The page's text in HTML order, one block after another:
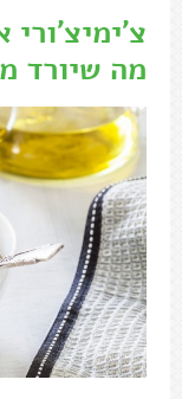
מה שיורד